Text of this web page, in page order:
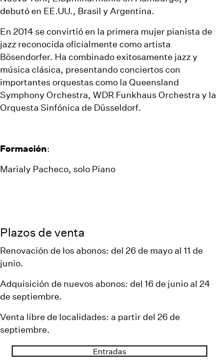
debutó en EE.UU., Brasil y Argentina.
En 2014 se convirtió en la primera mujer pianista de
jazz reconocida oficialmente como artista
Bösendorfer. Ha combinado exitosamente jazz y
música clásica, presentando conciertos con
importantes orquestas como la Queensland
Symphony Orchestra, WDR Funkhaus Orchestra y la
Orquesta Sinfónica de Düsseldorf.
Formación:
Marialy Pacheco, solo Piano
Plazos de venta
Renovación de los abonos: del 26 de mayo al 11 de
junio.
Adquisición de nuevos abonos: del 16 de junio al 24
de septiembre.
Venta libre de localidades: a partir del 26 de
septiembre.
Entradas